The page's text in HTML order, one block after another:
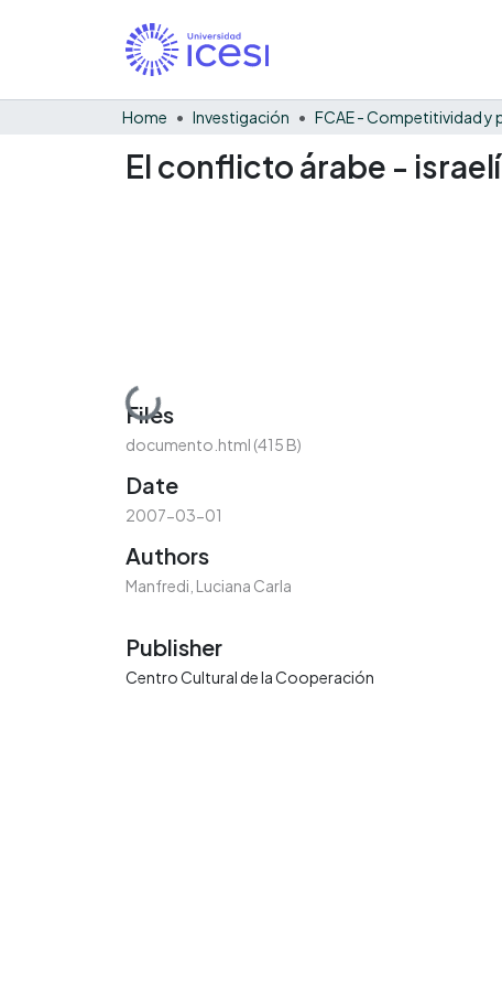
Home Investigación
El conflicto árabe -
Loading...
Files
documento.html (415 B)
Date
2007-03-01
Authors
Manfredi, Luciana Carla
Publisher
Centro Cultural de la Cooperación